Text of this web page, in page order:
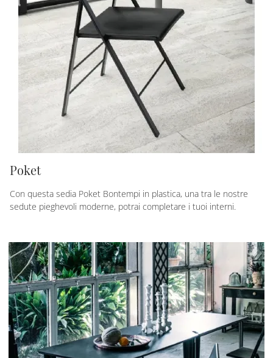
Poket
Con questa sedia Poket Bontempi in plastica, una tra le nostre
sedute pieghevoli moderne, potrai completare i tuoi interni.